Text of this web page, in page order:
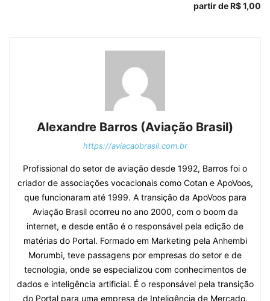
partir de R$ 1,00
Alexandre Barros (Aviação Brasil)
https://aviacaobrasil.com.br
Profissional do setor de aviação desde 1992, Barros foi o
criador de associações vocacionais como Cotan e ApoVoos,
que funcionaram até 1999. A transição da ApoVoos para
Aviação Brasil ocorreu no ano 2000, com o boom da
internet, e desde então é o responsável pela edição de
matérias do Portal. Formado em Marketing pela Anhembi
Morumbi, teve passagens por empresas do setor e de
tecnologia, onde se especializou com conhecimentos de
dados e inteligência artificial. É o responsável pela transição
do Portal para uma empresa de Inteligência de Mercado.